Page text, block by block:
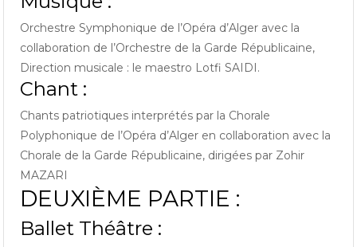
Orchestre Symphonique de l’Opéra d’Alger avec la
collaboration de l’Orchestre de la Garde Républicaine,
Direction musicale : le maestro Lotfi SAIDI.
Chant :
Chants patriotiques interprétés par la Chorale
Polyphonique de l’Opéra d’Alger en collaboration avec la
Chorale de la Garde Républicaine, dirigées par Zohir
MAZARI
DEUXIÈME PARTIE :
Ballet Théâtre :